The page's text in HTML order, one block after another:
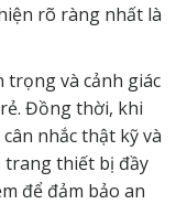
rõ ràng nhất là
trọng và cảnh giác
Đồng thời, khi
nhắc thật kỹ và
trang thiết bị đầy
để đảm bảo an